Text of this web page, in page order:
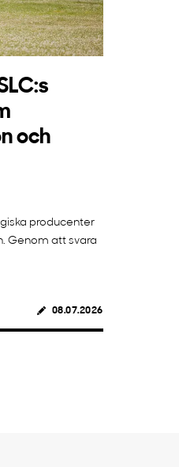
och
producenter
Genom att svara
08.07.2026